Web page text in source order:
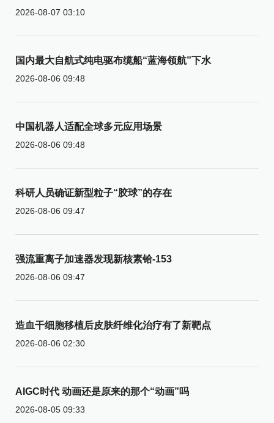
2026-08-07 03:10
国内最大自航式纯电驱布缆船“蓝海领航”下水
2026-08-06 09:48
中国机器人适配全球多元应用场景
2026-08-06 09:48
科研人员确证新型粒子“胶球”的存在
2026-08-06 09:47
强流重离子加速器发现新核素铪-153
2026-08-06 09:47
造血干细胞移植后皮肤纤维化治疗有了新靶点
2026-08-06 02:30
AIGC时代 动画还是原来的那个“动画”吗
2026-08-05 09:33